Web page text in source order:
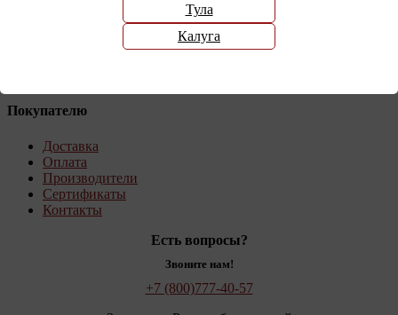
Компания «КерамоСити», является дистрибьютором многих
производителей строительных и отделочных материалов.
Крупнейшие заводы-производители, такие как BRAER,
Покупателю
Доставка
Оплата
Производители
Сертификаты
Контакты
Есть вопросы?
Звоните нам!
+7 (800)777-40-57
Тула
Калуга